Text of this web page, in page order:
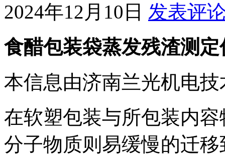
2024年12月10日 发表评
食醋包装袋蒸发残渣测
本信息由济南兰光机电
在软塑包装与所包装内
分子物质则易缓慢的迁